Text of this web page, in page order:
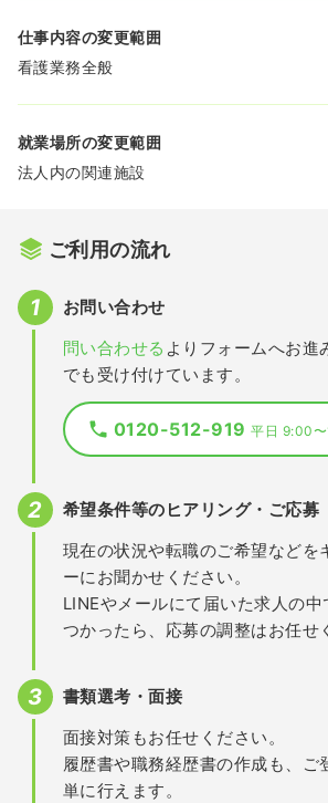
仕事内容の変更範囲
看護業務全般
就業場所の変更範囲
法人内の関連施設
ご利用の流れ
お問い合わせ
問い合わせる よりフォームへお進
でも受け付けています。
0120-512-919平日 9:00
希望条件等のヒアリング・ご応募
現在の状況や転職のご希望などを
ーにお聞かせください。
LINEやメールにて届いた求人の
つかったら、応募の調整はお任せ
書類選考・面接
面接対策もお任せください。
履歴書や職務経歴書の作成も、ご
単に行えます。